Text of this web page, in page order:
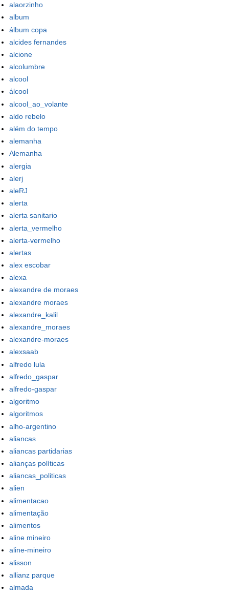
alaorzinho
album
álbum copa
alcides fernandes
alcione
alcolumbre
alcool
álcool
alcool_ao_volante
aldo rebelo
além do tempo
alemanha
Alemanha
alergia
alerj
aleRJ
alerta
alerta sanitario
alerta_vermelho
alerta-vermelho
alertas
alex escobar
alexa
alexandre de moraes
alexandre moraes
alexandre_kalil
alexandre_moraes
alexandre-moraes
alexsaab
alfredo lula
alfredo_gaspar
alfredo-gaspar
algoritmo
algoritmos
alho-argentino
aliancas
aliancas partidarias
alianças políticas
aliancas_politicas
alien
alimentacao
alimentação
alimentos
aline mineiro
aline-mineiro
alisson
allianz parque
almada